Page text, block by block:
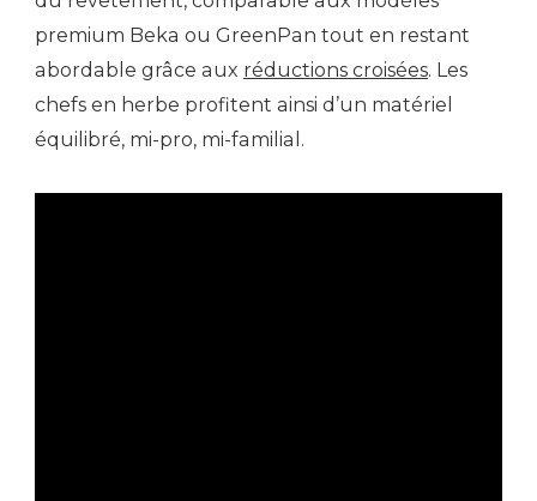
premium Beka ou GreenPan tout en restant
abordable grâce aux réductions croisées. Les
chefs en herbe profitent ainsi d’un matériel
équilibré, mi-pro, mi-familial.